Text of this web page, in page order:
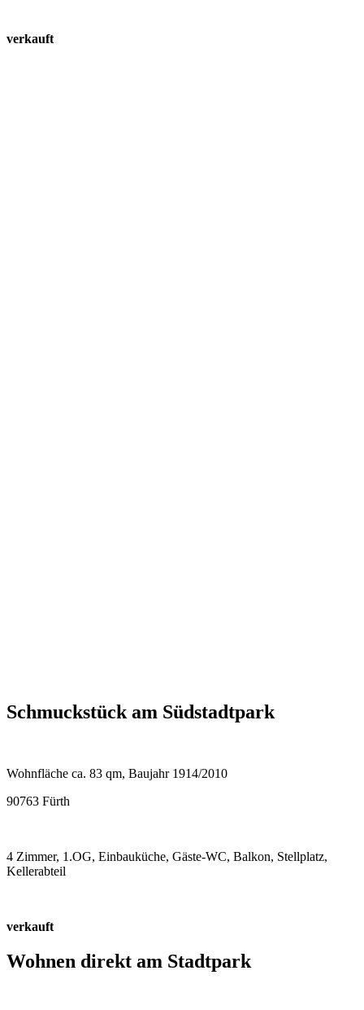
verkauft
Schmuckstück am Südstadtpark
Wohnfläche ca. 83 qm, Baujahr 1914/2010
90763 Fürth
4 Zimmer, 1.OG, Einbauküche, Gäste-WC, Balkon, Stellplatz,
Kellerabteil
verkauft
Wohnen direkt am Stadtpark